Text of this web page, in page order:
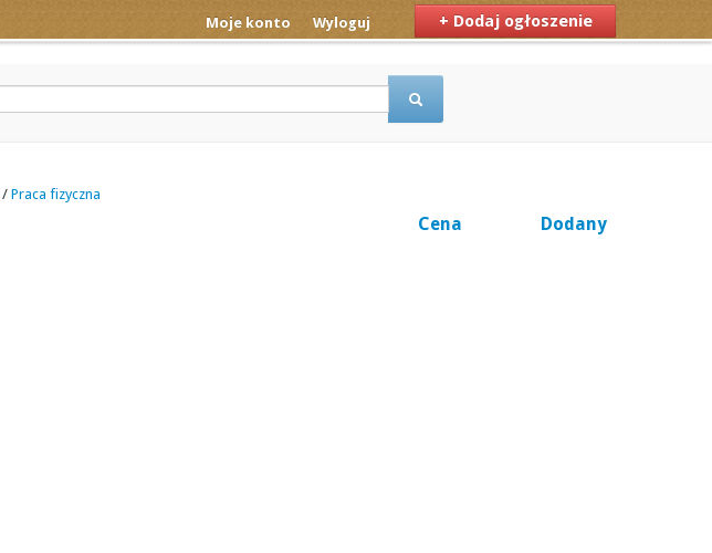
+ Dodaj ogłoszenie
Moje konto Wyloguj
/ Praca fizyczna
Cena Dodany